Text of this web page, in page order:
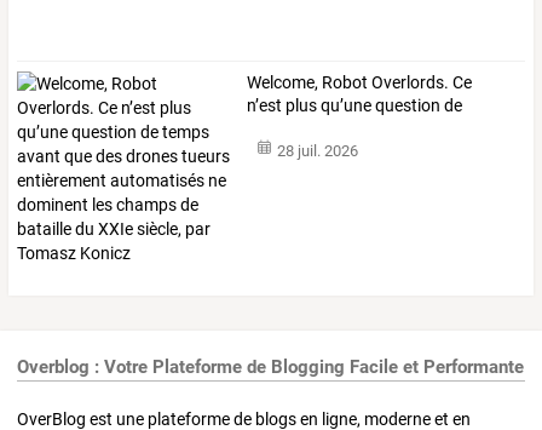
Welcome, Robot Overlords. Ce
n’est plusqu’unequestion de
28 juil. 2026
Overblog : Votre Plateforme de Blogging Facile et Performante
OverBlog est une plateforme de blogs en ligne, moderne et en